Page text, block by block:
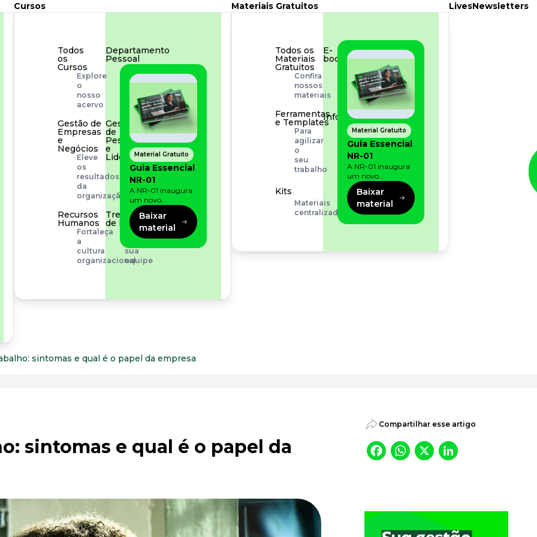
Cursos
Todos
os
Cursos
Explore
o
nosso
acervo
Departamento
Pessoal
Para
simplificar
processos
Gestão de
Empresas
e
Negócios
Eleve
os
resultados
da
organização
Gestão
de
Pessoas
e
Liderança
Capacitação
com
especialistas
Recursos
Humanos
Fortaleça
a
cultura
organizacional
Treinamento
de Produto
Desenvolva
sua
equipe
Material Gratuito
Guia Essencial
NR-01
A NR-01 inaugura
um novo
momento na
prevenção de riscos:
agora, além dos
fatores físicos e
operacionais, as
empresas precisam
olhar também
Baixar
material
Materiais Gratuitos
Todos os
Materiais
Gratuitos
Confira
nossos
materiais
E-
book
Aprofunde
seu
conhecimento
Ferramentas
e Templates
Para
agilizar
o
seu
trabalho
Infográfico
Conteúdo
prático
rápido
Kits
Materiais
centralizados
Material Gratuito
Guia Essencial
NR-01
A NR-01 inaugura
um novo
momento na
prevenção de riscos:
agora, além dos
fatores físicos e
operacionais, as
para os riscos
Baixar
material
LivesNewsletters
sintomas e qual é o papel da empresa
sintomas e qual é o papel da
Compartilhar esse artigo
Facebook
WhatsApp
X